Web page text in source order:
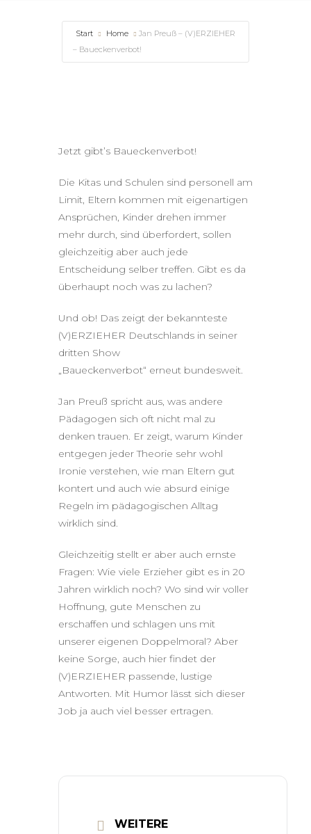
Start Home
Jan Preuß – (V)ERZIEHER
– Baueckenverbot!
Jetzt gibt’s Baueckenverbot!
Die Kitas und Schulen sind personell am
Limit, Eltern kommen mit eigenartigen
Ansprüchen, Kinder drehen immer
mehr durch, sind überfordert, sollen
gleichzeitig aber auch jede
Entscheidung selber treffen. Gibt es da
überhaupt noch was zu lachen?
Und ob! Das zeigt der bekannteste
(V)ERZIEHER Deutschlands in seiner
dritten Show
„Baueckenverbot“ erneut bundesweit.
Jan Preuß spricht aus, was andere
Pädagogen sich oft nicht mal zu
denken trauen. Er zeigt, warum Kinder
entgegen jeder Theorie sehr wohl
Ironie verstehen, wie man Eltern gut
kontert und auch wie absurd einige
Regeln im pädagogischen Alltag
wirklich sind.
Gleichzeitig stellt er aber auch ernste
Fragen: Wie viele Erzieher gibt es in 20
Jahren wirklich noch? Wo sind wir voller
Hoffnung, gute Menschen zu
erschaffen und schlagen uns mit
unserer eigenen Doppelmoral? Aber
keine Sorge, auch hier findet der
(V)ERZIEHER passende, lustige
Antworten. Mit Humor lässt sich dieser
Job ja auch viel besser ertragen.
WEITERE